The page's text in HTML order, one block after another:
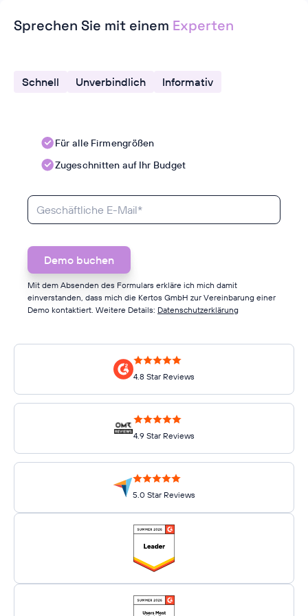
Sprechen Sie mit einem Experten
Schnell Unverbindlich Informativ
Für alle Firmengrößen
Zugeschnitten auf Ihr Budget
Mit dem Absenden des Formulars erkläre ich mich damit
einverstanden, dass mich die Kertos GmbH zur Vereinbarung einer
Demo kontaktiert. Weitere Details: Datenschutzerklärung
4.8 Star Reviews
4.9 Star Reviews
5.0 Star Reviews